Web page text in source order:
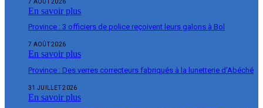
En savoir plus
Province : 3 officiers de police reçoivent leurs galons à Bol
7 AOÛT 2026
En savoir plus
Province : Des verres correcteurs fabriqués à la lunetterie d’Abéché
31 JUILLET 2026
En savoir plus